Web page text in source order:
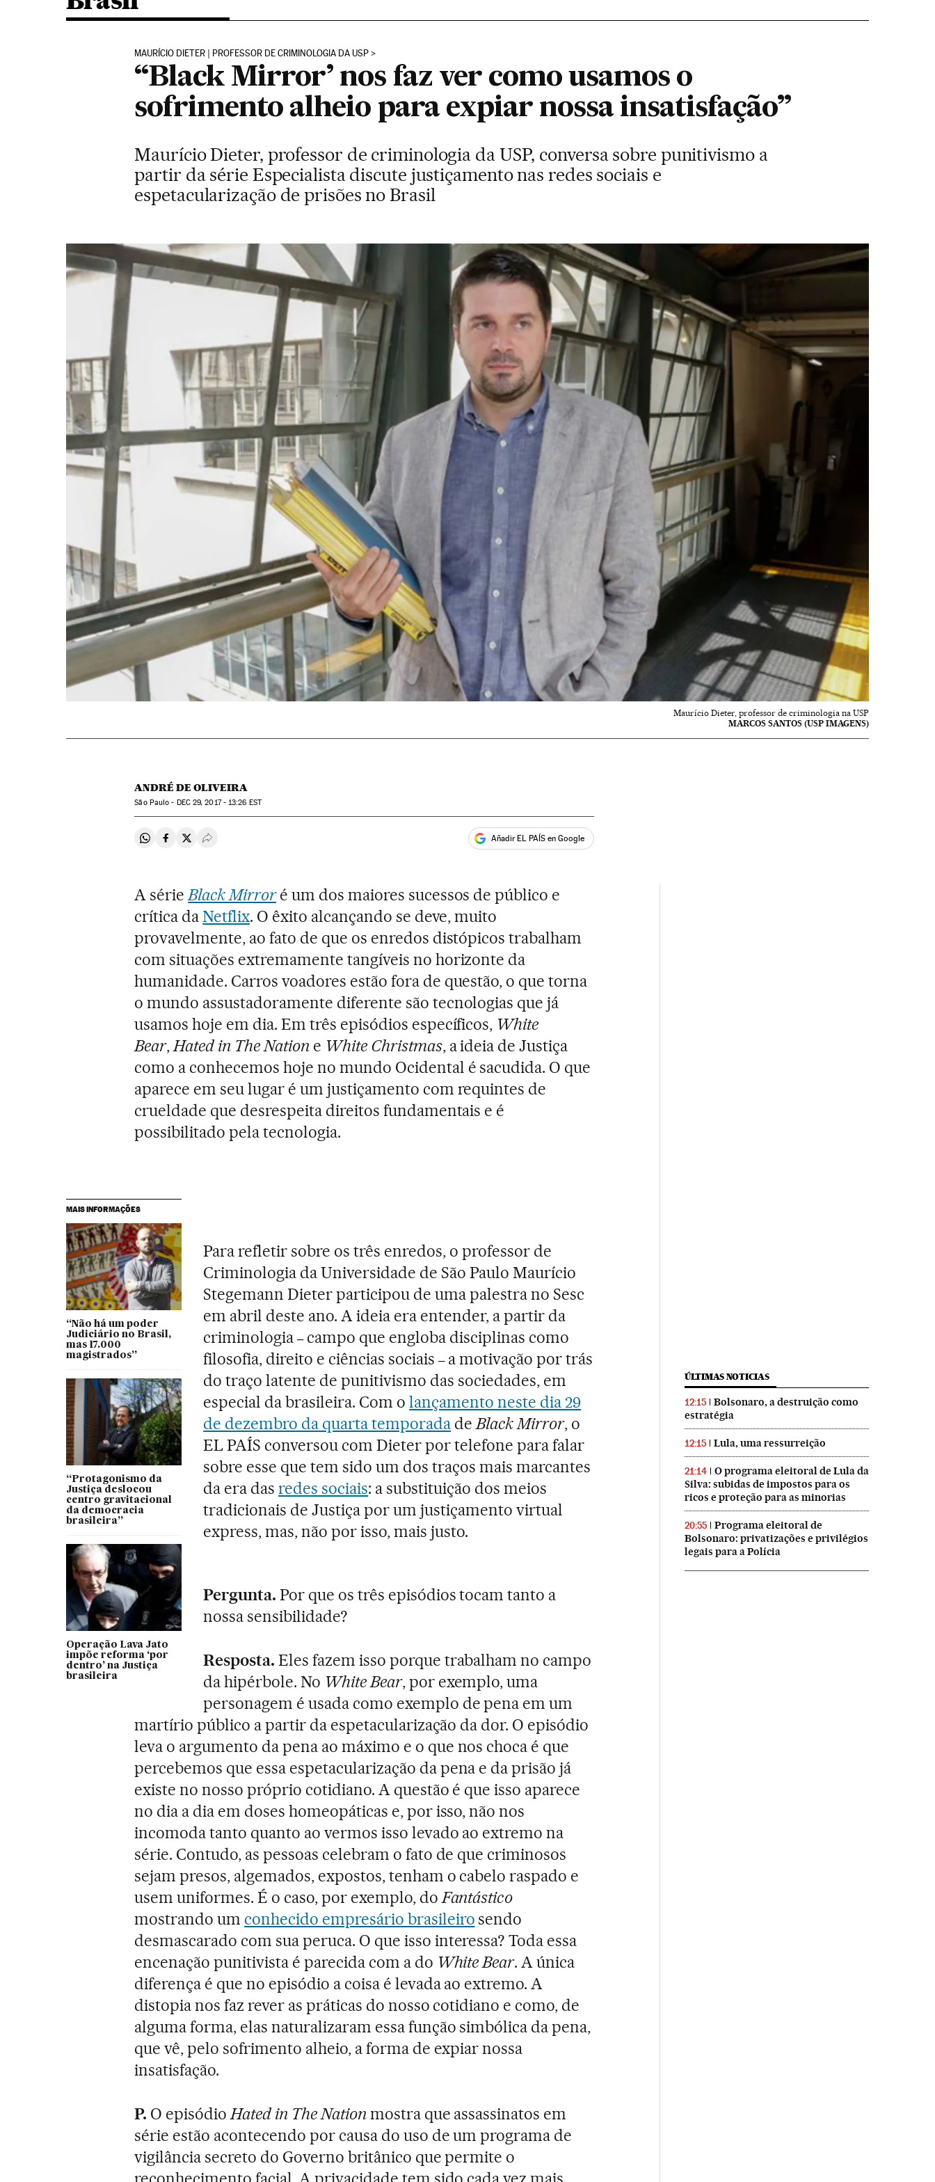
MAURÍCIO DIETER | PROFESSOR DE CRIMINOLOGIA DA USP
“Black Mirror’ nos faz ver como usamos o
sofrimento alheio para expiar nossa insatisfação”
Maurício Dieter, professor de criminologia da USP, conversa sobre punitivismo a
partir da série Especialista discute justiçamento nas redes sociais e
espetacularização de prisões no Brasil
Maurício Dieter, professor de criminologia na USP
MARCOS SANTOS (USP IMAGENS)
ANDRÉ DE OLIVEIRA
São Paulo - DEC29, 2017 - 13:26 EST
Compartir en Whatsapp
Compartir en Facebook
Compartir en Twitter
Desplegar Redes Sociales Añadir EL PAÍS en Google
A sérieBlack Mirroré um dos maiores sucessos de público e
crítica daNetflix. O êxito alcançando se deve, muito
provavelmente, ao fato de que os enredos distópicos trabalham
com situações extremamente tangíveis no horizonte da
humanidade. Carros voadores estão fora de questão, o que torna
o mundo assustadoramente diferente são tecnologias que já
usamos hoje em dia. Em três episódios específicos, White
Bear,Hated in The Nation e White Christmas, a ideia de Justiça
como a conhecemos hoje no mundo Ocidental é sacudida. O que
aparece em seu lugar é um justiçamento com requintes de
crueldade que desrespeita direitos fundamentais e é
possibilitado pela tecnologia.
MAIS INFORMAÇÕES
“Não há um poder
Judiciário no Brasil,
mas 17.000
magistrados”
“Protagonismo da
Justiça deslocou
centro gravitacional
da democracia
brasileira”
Operação Lava Jato
impõe reforma ‘por
dentro’ na Justiça
brasileira
Para refletir sobre os três enredos, o professor de
Criminologia da Universidade de São Paulo Maurício
Stegemann Dieter participou de uma palestra no Sesc
em abril deste ano. A ideia era entender, a partir da
criminologia–campo que engloba disciplinas como
filosofia, direito e ciências sociais–a motivação por trás
do traço latente de punitivismo das sociedades, em
especial da brasileira. Com olançamento neste dia 29
de dezembro da quarta temporada deBlack Mirror, o
EL PAÍS conversou com Dieter por telefone para falar
sobre esse que tem sido um dos traços mais marcantes
da era dasredes sociais: a substituição dos meios
tradicionais de Justiça por um justiçamento virtual
express, mas, não por isso, mais justo.
Pergunta. Por que os três episódios tocam tanto a
nossa sensibilidade?
Resposta. Eles fazem isso porque trabalham no campo
da hipérbole. No White Bear, por exemplo, uma
personagem é usada como exemplo de pena em um
martírio público a partir da espetacularização da dor. O episódio
leva o argumento da pena ao máximo e o que nos choca é que
percebemos que essa espetacularização da pena e da prisão já
existe no nosso próprio cotidiano. A questão é que isso aparece
no dia a dia em doses homeopáticas e, por isso, não nos
incomoda tanto quanto ao vermos isso levado ao extremo na
série. Contudo, as pessoas celebram o fato de que criminosos
sejam presos, algemados, expostos, tenham o cabelo raspado e
usem uniformes. É o caso, por exemplo, doFantástico
mostrando um conhecido empresário brasileiro sendo
desmascarado com sua peruca. O que isso interessa? Toda essa
encenação punitivista é parecida com a do White Bear. A única
diferença é que no episódio a coisa é levada ao extremo. A
distopia nos faz rever as práticas do nosso cotidiano e como, de
alguma forma, elas naturalizaram essa função simbólica da pena,
que vê, pelo sofrimento alheio, a forma de expiar nossa
insatisfação.
P. O episódioHated in The Nationmostra que assassinatos em
série estão acontecendo por causa do uso de um programa de
vigilância secreto do Governo britânico que permite o
ÚLTIMAS NOTICIAS
12:15
Bolsonaro, a destruição como
estratégia
12:15 Lula, uma ressurreição
21:14
O programa eleitoral de Lula da
Silva: subidas de impostos para os
ricos e proteção para as minorias
20:55
Programa eleitoral de
Bolsonaro: privatizações e privilégios
legais para a Polícia